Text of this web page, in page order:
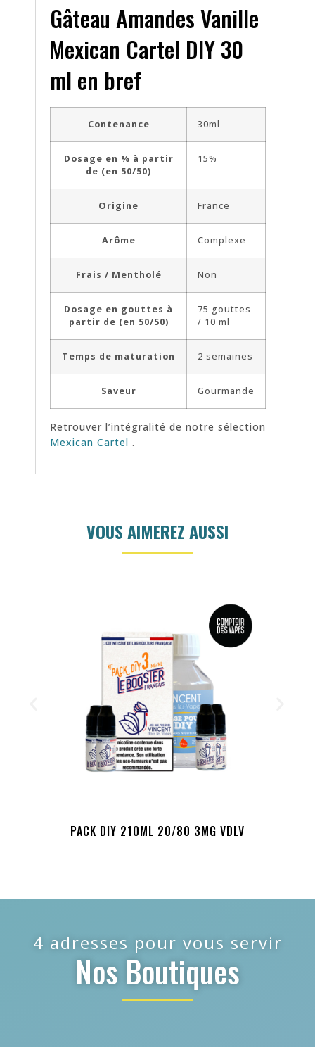
Gâteau Amandes Vanille
Mexican Cartel DIY 30
ml en bref
Contenance 30ml
Dosage en % à partir
de (en 50/50)
15%
Origine France
Arôme Complexe
Frais / Mentholé Non
Dosage en gouttes à
partir de (en 50/50)
75 gouttes
/ 10 ml
Temps de maturation 2 semaines
Saveur Gourmande
Retrouver l’intégralité de notre sélection
Mexican Cartel .
VOUS AIMEREZ AUSSI
PACK DIY 210ML 20/80 3MG VDLV
4 adresses pour vous servir
Nos Boutiques